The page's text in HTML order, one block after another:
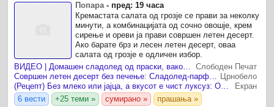
Попара- пред: 19 часа
Кремастата салата од грозје се прави за неколку
минути, а комбинацијата од сочно овошје, крем
сирење и ореви ја прави совршен летен десерт.
Ако барате брз и лесен летен десерт, оваа
салата од грозје е одличен избор.
ВИДЕО | Домашен сладолед од праски, ваков не може да најдете ни во продавницa
Слободен Печат
Совршен летен десерт без печење: Сладолед-парфе, со прелив од шумско овошје Црнобело
(Рецепт) Без млеко или јајца, а вкусот е чист луксуз: Овој хит десерт се прави за 15 минути и секогаш успева
Екран
6 вести
+25 теми » сумирано » прашања »